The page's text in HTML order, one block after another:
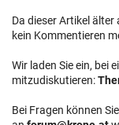
Da dieser Artikel
kein Kommentieren
Wir laden Sie ein, bei
mitzudiskutieren:
Bei Fragen können